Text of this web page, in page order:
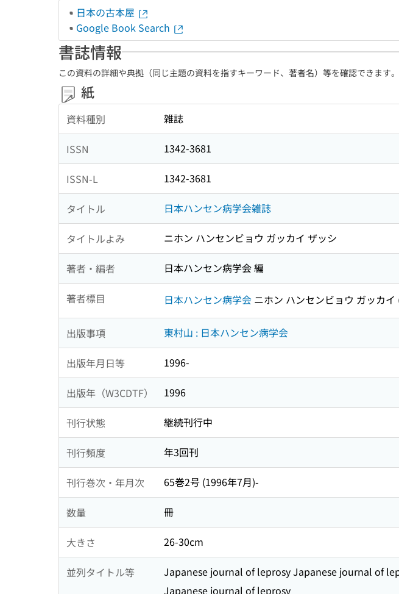
日本の古本屋
Google Book Search
書誌情報
この資料の詳細や典拠（同じ主題の資料を指すキーワード、著者名）等を確認できます。
紙
資料種別 雑誌
ISSN 1342-3681
ISSN-L 1342-3681
タイトル 日本ハンセン病学会雑誌
タイトルよみ ニホン ハンセンビョウ ガッカイ ザッシ
著者・編者 日本ハンセン病学会 編
著者標目 日本ハンセン病学会 ニホン ハンセンビョウ ガッカイ
出版事項 東村山 : 日本ハンセン病学会
出版年月日等 1996-
出版年（W3CDTF） 1996
刊行状態 継続刊行中
刊行頻度 年3回刊
刊行巻次・年月次 65巻2号 (1996年7月)-
数量 冊
大きさ 26-30cm
並列タイトル等
Japanese journal of leprosy Japanese journal of
Japanese journal of leprosy